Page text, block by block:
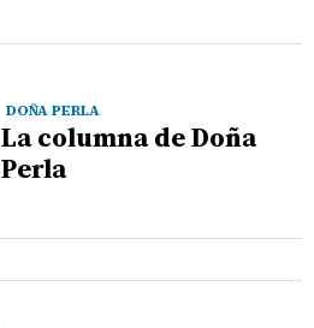
DOÑA PERLA
La columna de Doña
Perla